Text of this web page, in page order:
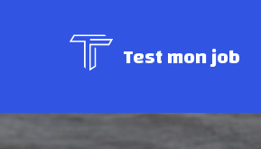
Test mon job